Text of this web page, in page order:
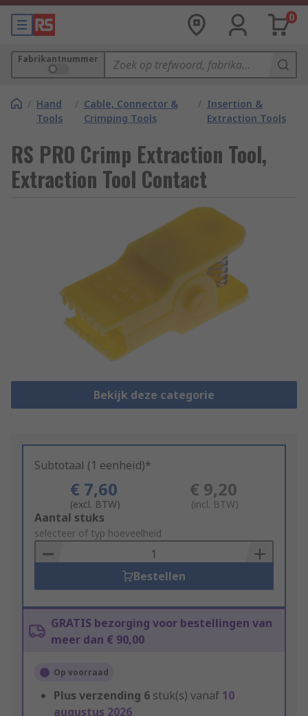
0
Fabrikantnummer
/ Hand
Tools
/ Cable, Connector &
Crimping Tools
/ Insertion &
Extraction Tools
RS PRO Crimp Extraction Tool,
Extraction Tool Contact
Bekijk deze categorie
Subtotaal (1 eenheid)*
€ 7,60
(excl. BTW)
€ 9,20
(incl. BTW)
Add
to
Basket
Aantal stuks
selecteer of typ hoeveelheid
Bestellen
GRATIS bezorging voor bestellingen van
meer dan € 90,00
Op voorraad
Plus verzending 6 stuk(s) vanaf 10
augustus 2026